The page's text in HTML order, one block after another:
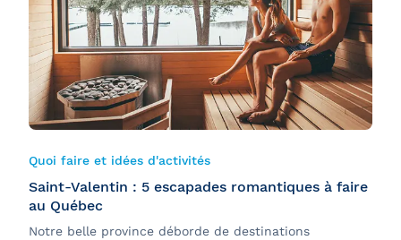
Quoi faire et idées d'activités
Saint-Valentin : 5 escapades romantiques à faire
au Québec
Notre belle province déborde de destinations